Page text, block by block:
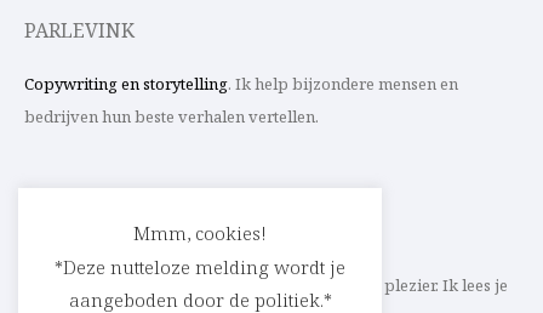
PARLEVINK
Copywriting en storytelling. Ik help bijzondere mensen en
bedrijven hun beste verhalen vertellen.
Schrijf ik straks mee aan jouw verhaal? Met veel plezier. Ik lees je
Mmm, cookies!
*Deze nutteloze melding wordt je
aangeboden door de politiek.*